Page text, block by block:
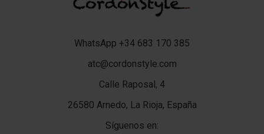
WhatsApp +34 683 170 385
atc@cordonstyle.com
Calle Raposal, 4
26580 Arnedo, La Rioja, España
Síguenos en: